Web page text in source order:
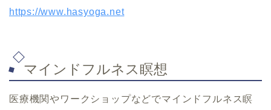
https://www.hasyoga.net
マインドフルネス瞑想
医療機関やワークショップなどでマインドフルネス瞑